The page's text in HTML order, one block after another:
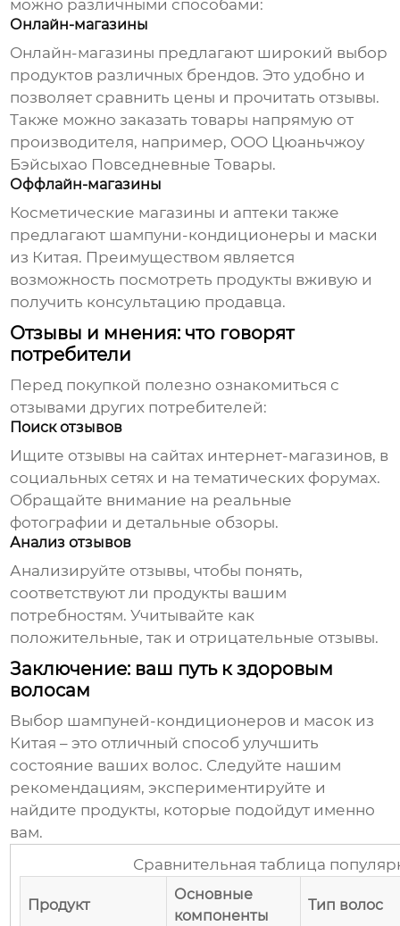
можно различными способами:
Онлайн-магазины
Онлайн-магазины предлагают широкий выбор
продуктов различных брендов. Это удобно и
позволяет сравнить цены и прочитать отзывы.
Также можно заказать товары напрямую от
производителя, например, ООО Цюаньчжоу
Бэйсыхао Повседневные Товары.
Оффлайн-магазины
Косметические магазины и аптеки также
предлагают шампуни-кондиционеры и маски
из Китая. Преимуществом является
возможность посмотреть продукты вживую и
получить консультацию продавца.
Отзывы и мнения: что говорят
потребители
Перед покупкой полезно ознакомиться с
отзывами других потребителей:
Поиск отзывов
Ищите отзывы на сайтах интернет-магазинов, в
социальных сетях и на тематических форумах.
Обращайте внимание на реальные
фотографии и детальные обзоры.
Анализ отзывов
Анализируйте отзывы, чтобы понять,
соответствуют ли продукты вашим
потребностям. Учитывайте как
положительные, так и отрицательные отзывы.
Заключение: ваш путь к здоровым
волосам
Выбор шампуней-кондиционеров и масок из
Китая – это отличный способ улучшить
состояние ваших волос. Следуйте нашим
рекомендациям, экспериментируйте и
найдите продукты, которые подойдут именно
вам.
Сравнительная таблица
Продукт
Основные
компоненты
Тип волос